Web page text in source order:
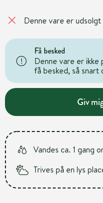
Denne vare er udsolgt
Få besked
Denne vare er ikke
få besked, så snart
Giv
Vandes ca. 1 gang
Trives på en lys